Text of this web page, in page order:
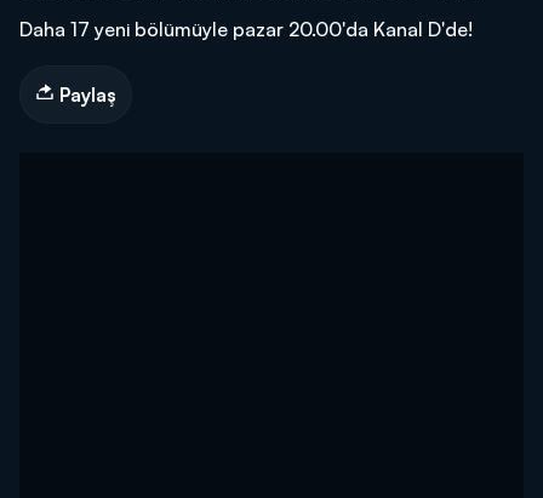
Daha 17 yeni bölümüyle pazar 20.00'da Kanal D'de!
Paylaş